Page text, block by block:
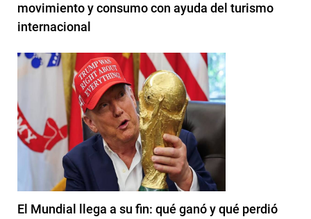
movimiento y consumo con ayuda del turismo
internacional
El Mundial llega a su fin: qué ganó y qué perdió